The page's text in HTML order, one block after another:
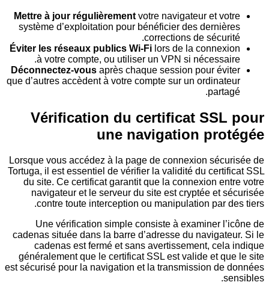
Mettre à jour régulièrementvotre navigateur et
système d’exploitation pour bénéficier des
corrections de
Éviter les réseaux publics Wi-Fi lors de la
à votre compte, ou utiliser un VPN si
Déconnectez-vousaprès chaque session pour
que d’autres accèdent à votre compte sur un
Vérification du certificat
une navigation
Lorsque vous accédez à la page de connexion
Tortuga, il est essentiel de vérifier la validité du
du site. Ce certificat garantit que la connexion
navigateur et le serveur du site est cryptée et
contre toute interception ou manipulation par
Une vérification simple consiste à examiner
cadenas située dans la barre d’adresse du
cadenas est fermé et sans avertissement,
généralement que le certificat SSL est valide et
est sécurisé pour la navigation et la transmission